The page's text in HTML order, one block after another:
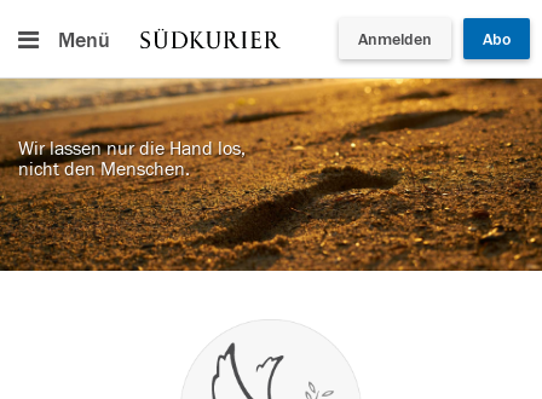
Menü Anmelden Abo
Wir lassen nur die Hand los,
nicht den Menschen.